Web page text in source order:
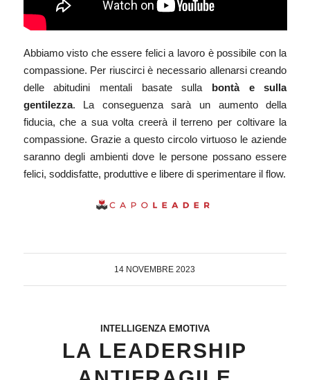
Abbiamo visto che essere felici a lavoro è possibile con la
compassione. Per riuscirci è necessario allenarsi creando
delle abitudini mentali basate sulla bontà e sulla
gentilezza. La conseguenza sarà un aumento della
fiducia, che a sua volta creerà il terreno per coltivare la
compassione. Grazie a questo circolo virtuoso le aziende
saranno degli ambienti dove le persone possano essere
felici, soddisfatte, produttive e libere di sperimentare il flow.
14 NOVEMBRE 2023
INTELLIGENZA EMOTIVA
LA LEADERSHIP